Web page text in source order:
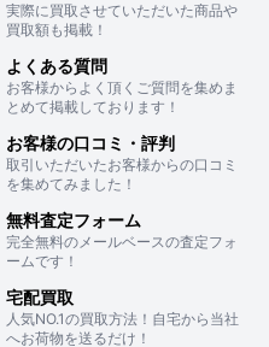
実際に買取させていただいた商品や
買取額も掲載！
よくある質問
お客様からよく頂くご質問を集めま
とめて掲載しております！
お客様の口コミ・評判
取引いただいたお客様からの口コミ
を集めてみました！
無料査定フォーム
完全無料のメールベースの査定フォ
ームです！
宅配買取
人気NO.1の買取方法！自宅から当社
へお荷物を送るだけ！